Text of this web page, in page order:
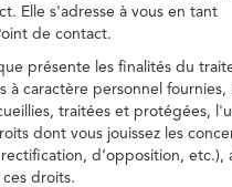
Elle s'adresse à vous en tant
de contact.
présente les finalités du
à caractère personnel fournies,
traitées et protégées,
dont vous jouissez les
d’opposition, etc.),
droits.